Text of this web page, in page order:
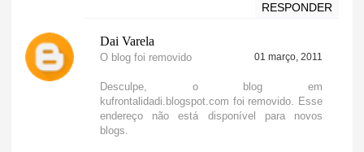
RESPONDER
Dai Varela
01 março, 2011
O blog foi removido
Desculpe, o blog em
kufrontalidadi.blogspot.com foi removido. Esse
endereço não está disponível para novos
blogs.